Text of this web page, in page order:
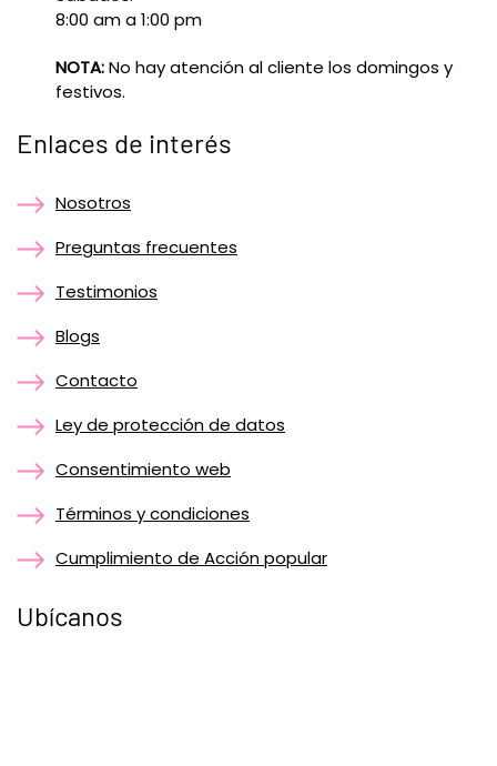
8:00 am a 1:00 pm
NOTA:No hay atención al cliente los domingos y
festivos.
Enlaces de interés
Nosotros
Preguntas frecuentes
Testimonios
Blogs
Contacto
Ley de protección de datos
Consentimiento web
Términos y condiciones
Cumplimiento de Acción popular
Ubícanos